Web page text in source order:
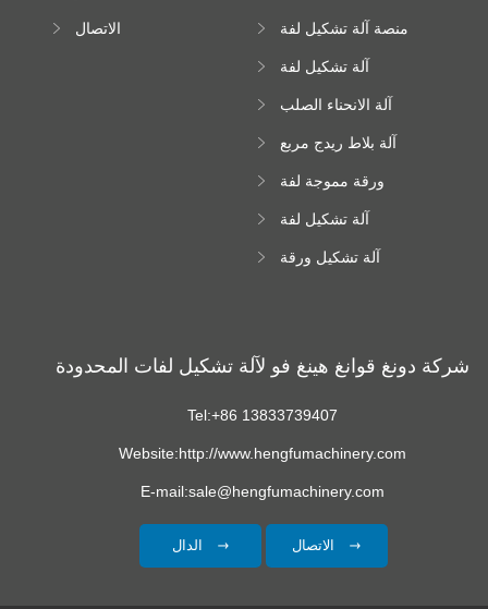
الاتصال
منصة آلة تشكيل لفة
آلة تشكيل لفة
آلة الانحناء الصلب
آلة بلاط ريدج مربع
ورقة مموجة لفة
آلة تشكيل لفة
آلة تشكيل ورقة
شركة دونغ قوانغ هينغ فو لآلة تشكيل لفات المحدودة
Tel:+86 13833739407
Website:http://www.hengfumachinery.com
E-mail:sale@hengfumachinery.com